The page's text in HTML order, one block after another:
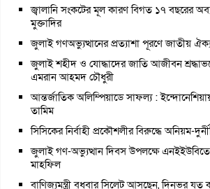
জ্বালানি সংকটের মূল কারণ বিগত ১৭ বছরের
মুক্তাদির
জুলাই গণঅভ্যুত্থানের প্রত্যাশা পূরণে জাতীয়
জুলাই শহীদ ও যোদ্ধাদের জাতি আজীবন
এমরান আহমদ চৌধুরী
আন্তর্জাতিক অলিম্পিয়াডে সাফল্য :
তামিম
সিসিকের নির্বাহী প্রকৌশলীর বিরুদ্ধে অনিয়ম-
জুলাই গণ-অভ্যুত্থান দিবস উপলক্ষে
মাহফিল
বাণিজ্যমন্ত্রী বুধবার সিলেট আসছেন, দিনভর যত